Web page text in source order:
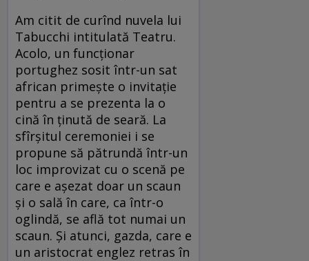
Am citit de curînd nuvela lui
Tabucchi intitulată Teatru.
Acolo, un funcţionar
portughez sosit într-un sat
african primeşte o invitaţie
pentru a se prezenta la o
cină în ţinută de seară. La
sfîrşitul ceremoniei i se
propune să pătrundă într-un
loc improvizat cu o scenă pe
care e aşezat doar un scaun
şi o sală în care, ca într-o
oglindă, se află tot numai un
scaun. Şi atunci, gazda, care e
un aristocrat englez retras în